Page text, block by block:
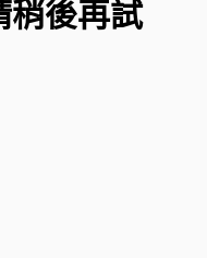
稍後再試